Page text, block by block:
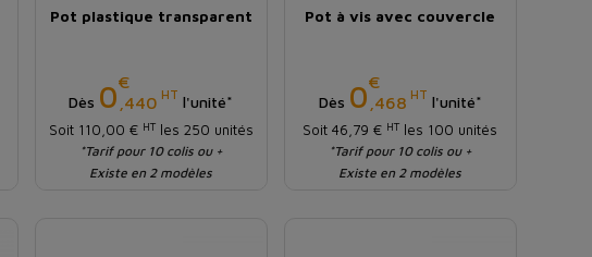
Pot plastique transparent
Dès 0€
,440 HT l'unité*
Soit 110,00 € HTles 250 unités
*Tarif pour 10 colis ou +
Existe en 2 modèles
Pot à vis avec couvercle
Dès 0€
,468 HT l'unité*
Soit 46,79 € HT les 100 unités
*Tarif pour 10 colis ou +
Existe en 2 modèles